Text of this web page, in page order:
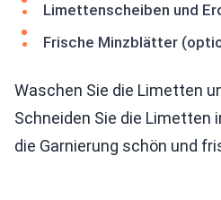
Limettenscheiben und
Frische Minzblätter
Waschen Sie die Limetten
Schneiden Sie die Limetten
die Garnierung schön und